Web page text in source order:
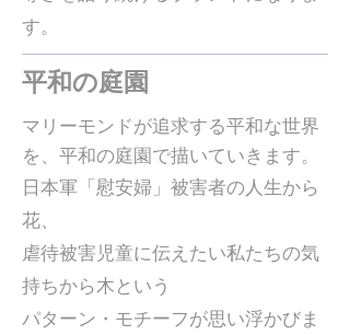
す。
​平和の庭園
マリーモンドが追求する平和な世界
を、平和の庭園で描いていきます。
日本軍「慰安婦」被害者の人生から
花、
虐待被害児童に伝えたい私たちの気
持ちから木という
パターン・モチーフが思い浮かびま